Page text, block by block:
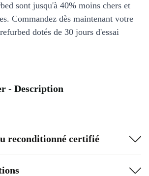
sont jusqu'à 40% moins chers et
Commandez dès maintenant votre
dotés de 30 jours d'essai
- Description
reconditionné certifié